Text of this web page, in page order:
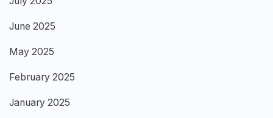
June 2025
May 2025
February 2025
January 2025